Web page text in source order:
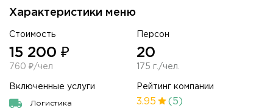
Характеристики меню
Стоимость
15 200 ₽
760 ₽/чел
Персон
20
175 г./чел.
Включенные услуги
Логистика
Рейтинг компании
3.95 (5)